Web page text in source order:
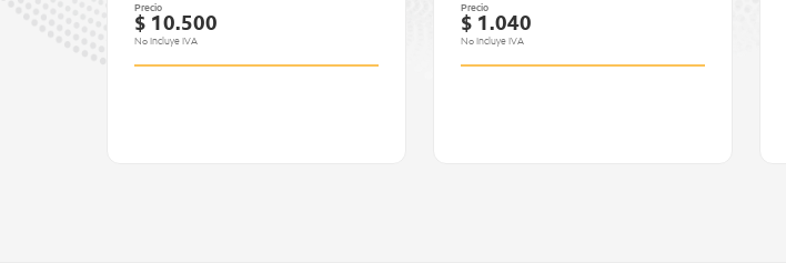
Precio
$ 10.500
No Incluye IVA
Precio
$ 1.040
No Incluye IVA